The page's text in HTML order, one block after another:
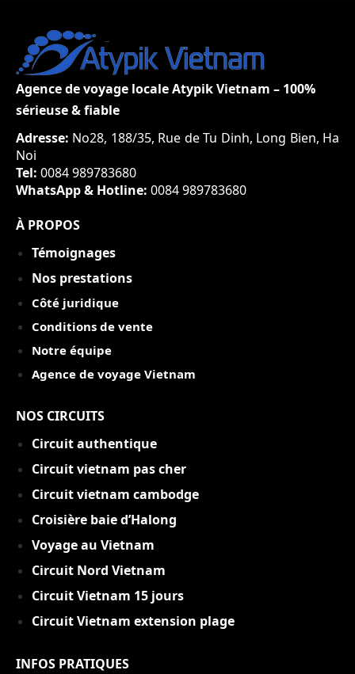
Agence de voyage locale Atypik Vietnam – 100%
sérieuse & fiable
Adresse: No28, 188/35, Rue de Tu Dinh, Long Bien, Ha
Noi
Tel: 0084 989783680
WhatsApp & Hotline: 0084 989783680
À PROPOS
Témoignages
Nos prestations
Côté juridique
Conditions de vente
Notre équipe
Agence de voyage Vietnam
NOS CIRCUITS
Circuit authentique
Circuit vietnam pas cher
Circuit vietnam cambodge
Croisière baie d’Halong
Voyage au Vietnam
Circuit Nord Vietnam
Circuit Vietnam 15 jours
Circuit Vietnam extension plage
INFOS PRATIQUES